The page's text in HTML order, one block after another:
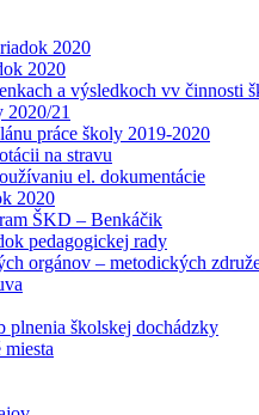
2020
2020
a výsledkoch vv činnosti
2020/21
práce školy 2019-2020
na stravu
el. dokumentácie
2020
ŠKD – Benkáčik
pedagogickej rady
orgánov – metodických
plnenia školskej dochádzky